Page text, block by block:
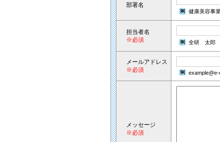
部署名
健康美容事
担当者名
※必須
全研 太郎
メールアドレス
※必須
メッセージ
※必須